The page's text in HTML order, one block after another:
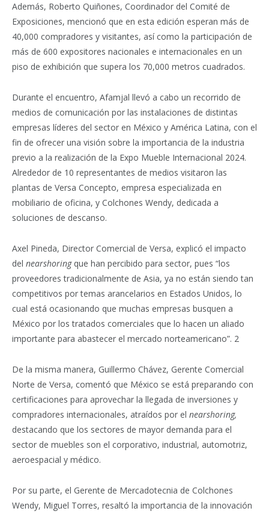
Además, Roberto Quiñones, Coordinador del Comité de
Exposiciones, mencionó que en esta edición esperan más de
40,000 compradores y visitantes, así como la participación de
más de 600 expositores nacionales e internacionales en un
piso de exhibición que supera los 70,000 metros cuadrados.
Durante el encuentro, Afamjal llevó a cabo un recorrido de
medios de comunicación por las instalaciones de distintas
empresas líderes del sector en México y América Latina, con el
fin de ofrecer una visión sobre la importancia de la industria
previo a la realización de la Expo Mueble Internacional 2024.
Alrededor de 10 representantes de medios visitaron las
plantas de Versa Concepto, empresa especializada en
mobiliario de oficina, y Colchones Wendy, dedicada a
soluciones de descanso.
Axel Pineda, Director Comercial de Versa, explicó el impacto
del nearshoringque han percibido para sector, pues “los
proveedores tradicionalmente de Asia, ya no están siendo tan
competitivos por temas arancelarios en Estados Unidos, lo
cual está ocasionando que muchas empresas busquen a
México por los tratados comerciales que lo hacen un aliado
importante para abastecer el mercado norteamericano”. 2
De la misma manera, Guillermo Chávez, Gerente Comercial
Norte de Versa, comentó que México se está preparando con
certificaciones para aprovechar la llegada de inversiones y
compradores internacionales, atraídos por el nearshoring,
destacando que los sectores de mayor demanda para el
sector de muebles son el corporativo, industrial, automotriz,
aeroespacial y médico.
Por su parte, el Gerente de Mercadotecnia de Colchones
Wendy, Miguel Torres, resaltó la importancia de la innovación